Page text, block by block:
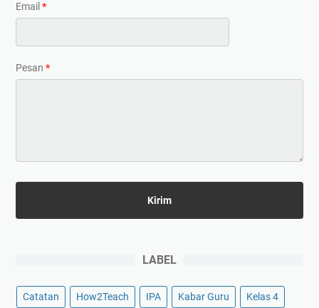
Email *
Pesan *
LABEL
Catatan How2Teach IPA Kabar Guru Kelas 4